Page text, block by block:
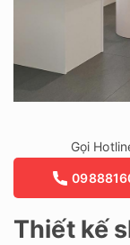
Thiết kế
Gọi